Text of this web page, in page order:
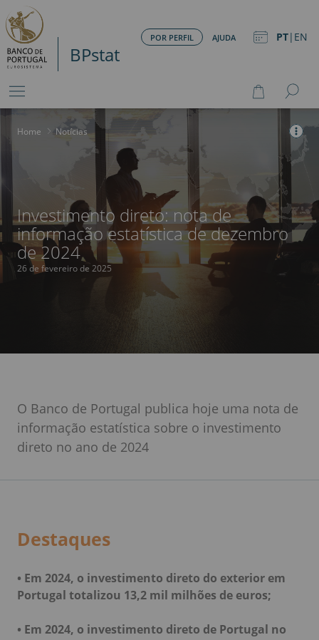
BPstat
PT| EN
POR PERFIL AJUDA
Home > Notícias
Investimento direto: nota de
informação estatística de dezembro
de 2024
26 de fevereiro de 2025
O Banco de Portugal publica hoje uma nota de
informação estatística sobre o investimento
direto no ano de 2024
Destaques
• Em 2024, o investimento direto do exterior em
Portugal totalizou 13,2 mil milhões de euros;
• Em 2024, o investimento direto de Portugal no